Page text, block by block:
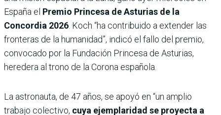
España el Premio Princesa de Asturias de la
Concordia 2026 . Koch “ha contribuido a extender las
fronteras de la humanidad”, indicó el fallo del premio,
convocado por la Fundación Princesa de Asturias,
heredera al trono de la Corona española.
La astronauta, de 47 años, se apoyó en “un amplio
trabajo colectivo, cuya ejemplaridad se proyecta a